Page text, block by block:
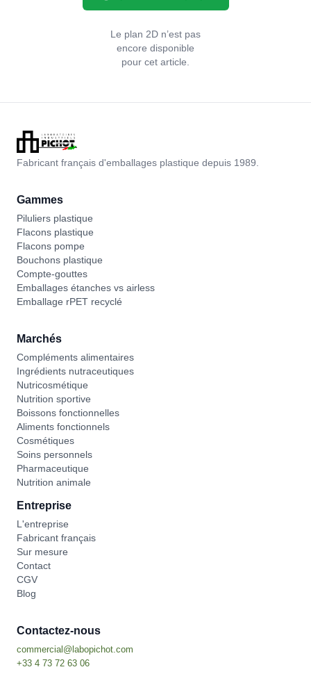
Le plan 2D n’est pas
encore disponible
pour cet article.
Fabricant français d'emballages plastique depuis 1989.
Gammes
Piluliers plastique
Flacons plastique
Flacons pompe
Bouchons plastique
Compte-gouttes
Emballages étanches vs airless
Emballage rPET recyclé
Marchés
Compléments alimentaires
Ingrédients nutraceutiques
Nutricosmétique
Nutrition sportive
Boissons fonctionnelles
Aliments fonctionnels
Cosmétiques
Soins personnels
Pharmaceutique
Nutrition animale
Entreprise
L'entreprise
Fabricant français
Sur mesure
Contact
CGV
Blog
Contactez-nous